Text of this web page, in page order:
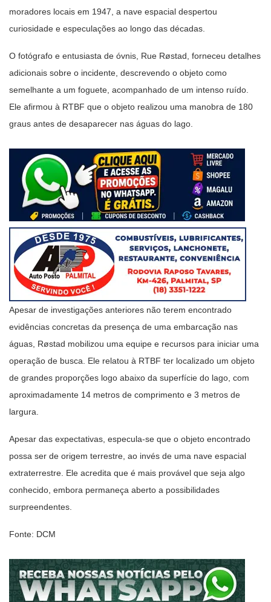
moradores locais em 1947, a nave espacial despertou
curiosidade e especulações ao longo das décadas.
O fotógrafo e entusiasta de óvnis, Rue Røstad, forneceu detalhes
adicionais sobre o incidente, descrevendo o objeto como
semelhante a um foguete, acompanhado de um intenso ruído.
Ele afirmou à RTBF que o objeto realizou uma manobra de 180
graus antes de desaparecer nas águas do lago.
Apesar de investigações anteriores não terem encontrado
evidências concretas da presença de uma embarcação nas
águas, Røstad mobilizou uma equipe e recursos para iniciar uma
operação de busca. Ele relatou à RTBF ter localizado um objeto
de grandes proporções logo abaixo da superfície do lago, com
aproximadamente 14 metros de comprimento e 3 metros de
largura.
Apesar das expectativas, especula-se que o objeto encontrado
possa ser de origem terrestre, ao invés de uma nave espacial
extraterrestre. Ele acredita que é mais provável que seja algo
conhecido, embora permaneça aberto a possibilidades
surpreendentes.
Fonte: DCM